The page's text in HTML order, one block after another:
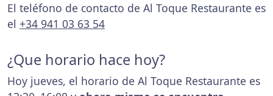
El teléfono de contacto de Al Toque Restaurante es
el +34 941 03 63 54
¿Que horario hace hoy?
Hoy jueves, el horario de Al Toque Restaurante es